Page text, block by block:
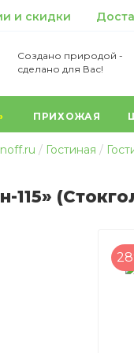
и скидки
Создано природой -
сделано для Вас!
ПРИХОЖАЯ
Гостиная
115»